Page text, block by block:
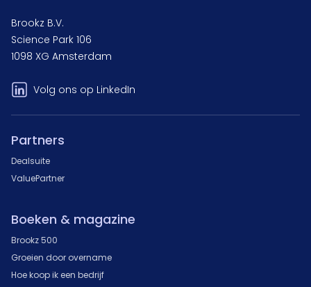
Brookz B.V.
Science Park 106
1098 XG Amsterdam
Volg ons op LinkedIn
Partners
Dealsuite
ValuePartner
Boeken & magazine
Brookz 500
Groeien door overname
Hoe koop ik een bedrijf